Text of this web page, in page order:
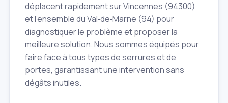
déplacent rapidement sur Vincennes (94300)
et l'ensemble du Val‑de‑Marne (94) pour
diagnostiquer le problème et proposer la
meilleure solution. Nous sommes équipés pour
faire face à tous types de serrures et de
portes, garantissant une intervention sans
dégâts inutiles.